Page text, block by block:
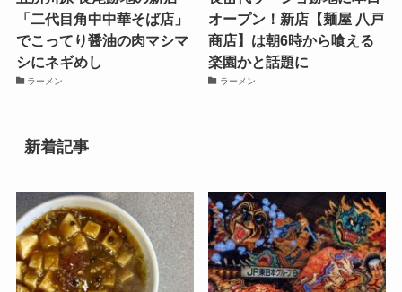
「二代目角中中華そば店」
でこってり醤油の肉マシマ
シにネギめし
ラーメン
オープン！新店【麺屋 八戸
商店】は朝6時から喰える
楽園かと話題に
ラーメン
新着記事